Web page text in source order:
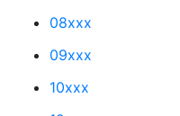
08xxx
09xxx
10xxx